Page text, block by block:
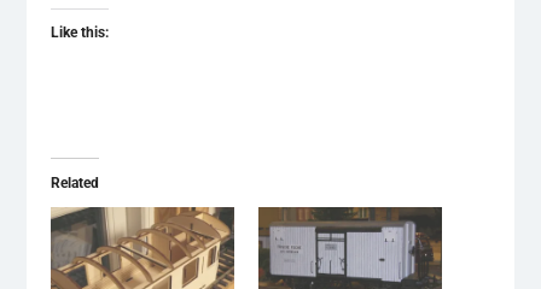
Like this:
Related